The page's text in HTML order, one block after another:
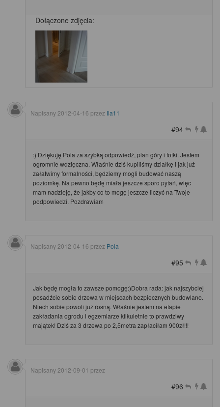
Dołączone zdjęcia:
Napisany 2012-04-16 przez Ila11
#94
:) Dziękuję Pola za szybką odpowiedź, plan góry i fotki. Jestem
ogromnie wdzięczna. Właśnie dziś kupiliśmy działkę i jak już
załatwimy formalności, będziemy mogli budować naszą
poziomkę. Na pewno będę miała jeszcze sporo pytań, więc
mam nadzieję, że jakby co to mogę jeszcze liczyć na Twoje
podpowiedzi. Pozdrawiam
Napisany 2012-04-16 przez Pola
#95
Jak będę mogła to zawsze pomogę:)Dobra rada: jak najszybciej
posadźcie sobie drzewa w miejscach bezpiecznych budowlano.
Niech sobie powoli już rosną. Właśnie jestem na etapie
zakładania ogrodu i egzemlarze kilkuletnie to prawdziwy
majątek! Dziś za 3 drzewa po 2,5metra zapłaciłam 900zł!!!
Napisany 2012-09-01 przez
#96